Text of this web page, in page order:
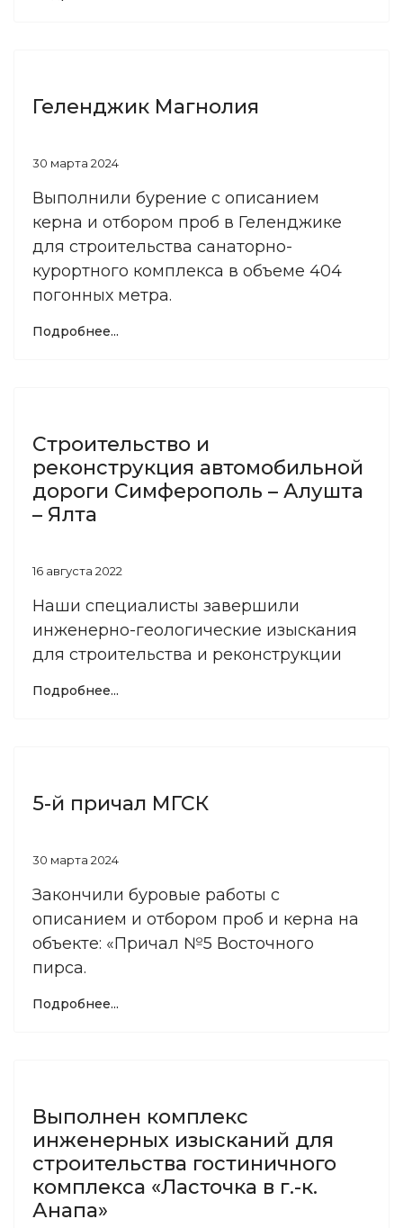
Геленджик Магнолия
30 марта 2024
Выполнили бурение с описанием
керна и отбором проб в Геленджике
для строительства санаторно-
курортного комплекса в объеме 404
погонных метра.
Подробнее...
Строительство и
реконструкция автомобильной
дороги Симферополь – Алушта
– Ялта
16 августа 2022
Наши специалисты завершили
инженерно-геологические изыскания
для строительства и реконструкции
Подробнее...
5-й причал МГСК
30 марта 2024
Закончили буровые работы с
описанием и отбором проб и керна на
объекте: «Причал №5 Восточного
пирса.
Подробнее...
Выполнен комплекс
инженерных изысканий для
строительства гостиничного
комплекса «Ласточка в г.-к.
Анапа»